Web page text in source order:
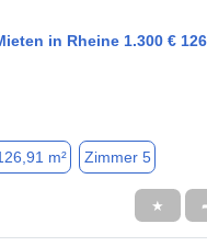
in Rheine 1.300 €
m² Zimmer 5
★